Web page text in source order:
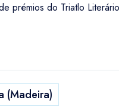
prémios do Triatlo
(Madeira)